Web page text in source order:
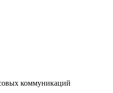
коммуникаций